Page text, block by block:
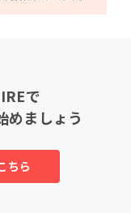
で
めましょう
ちら